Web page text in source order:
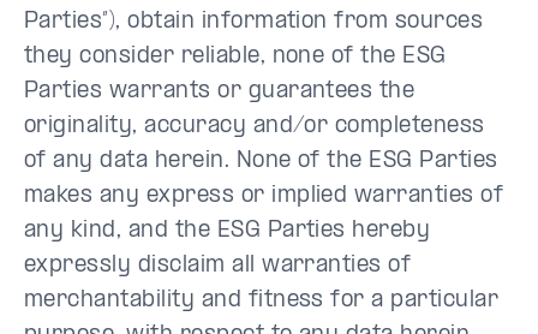
Parties”), obtain information from sources
they consider reliable, none of the ESG
Parties warrants or guarantees the
originality, accuracy and/or completeness
of any data herein. None of the ESG Parties
makes any express or implied warranties of
any kind, and the ESG Parties hereby
expressly disclaim all warranties of
merchantability and fitness for a particular